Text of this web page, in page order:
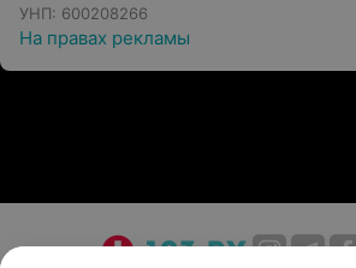
УНП: 600208266
На правах рекламы